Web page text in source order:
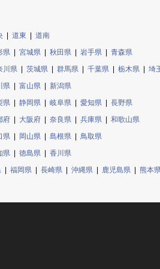
道東
道南
県 宮城県 秋田県 岩手県
青森県
川県 茨城県 群馬県 千葉県 栃木県
埼
県 富山県
新潟県
県 静岡県 岐阜県 愛知県
長野県
府 大阪府 奈良県 兵庫県
和歌山県
県 岡山県 島根県
鳥取県
県 徳島県
香川県
福岡県 長崎県 沖縄県 鹿児島県 熊本